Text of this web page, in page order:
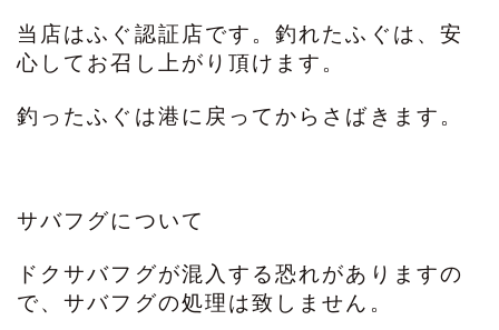
当店はふぐ認証店です。釣れたふぐは、安
心してお召し上がり頂けます。
釣ったふぐは港に戻ってからさばきます。
サバフグについて
ドクサバフグが混入する恐れがありますの
で、サバフグの処理は致しません。